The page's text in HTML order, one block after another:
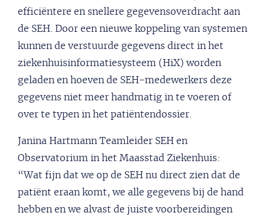
efficiëntere en snellere gegevensoverdracht aan
de SEH. Door een nieuwe koppeling van systemen
kunnen de verstuurde gegevens direct in het
ziekenhuisinformatiesysteem (HiX) worden
geladen en hoeven de SEH-medewerkers deze
gegevens niet meer handmatig in te voeren of
over te typen in het patiëntendossier.
Janina Hartmann Teamleider SEH en
Observatorium in het Maasstad Ziekenhuis:
“Wat fijn dat we op de SEH nu direct zien dat de
patiënt eraan komt, we alle gegevens bij de hand
hebben en we alvast de juiste voorbereidingen